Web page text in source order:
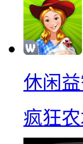
休闲
疯狂